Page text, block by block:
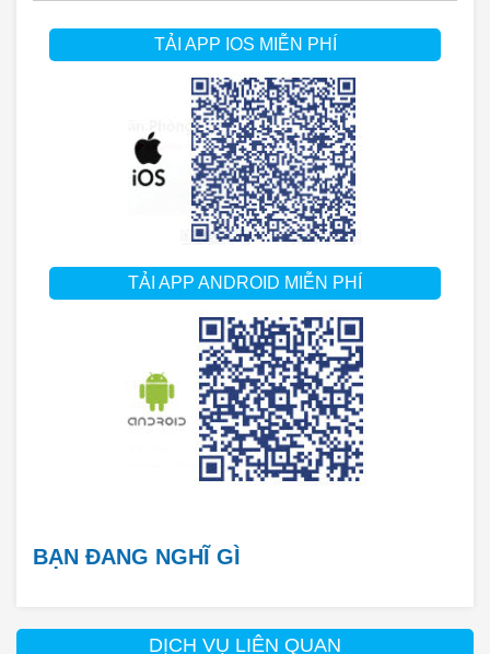
TẢI APP IOS MIỄN PHÍ
TẢI APP ANDROID MIỄN PHÍ
BẠN ĐANG NGHĨ GÌ
DỊCH VỤ LIÊN QUAN